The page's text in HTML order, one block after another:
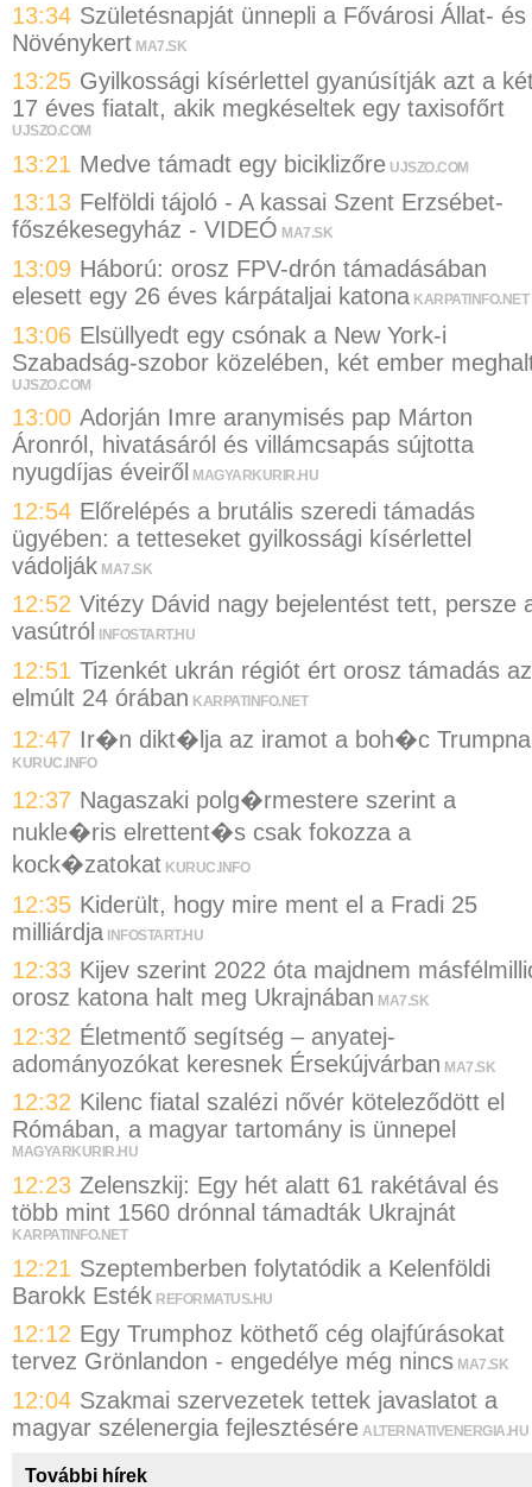
13:34 Születésnapját ünnepli a Fővárosi Állat- és
Növénykert MA7.SK
13:25 Gyilkossági kísérlettel gyanúsítják azt a
17 éves fiatalt, akik megkéseltek egy taxisofőrt
UJSZO.COM
13:21 Medve támadt egy biciklizőre UJSZO.COM
13:13 Felföldi tájoló - A kassai Szent Erzsébet-
főszékesegyház - VIDEÓ MA7.SK
13:09 Háború: orosz FPV-drón támadásában
elesett egy 26 éves kárpátaljai katona KARPATINFO.NET
13:06 Elsüllyedt egy csónak a New York-i
Szabadság-szobor közelében, két ember
UJSZO.COM
13:00 Adorján Imre aranymisés pap Márton
Áronról, hivatásáról és villámcsapás sújtotta
nyugdíjas éveiről
MAGYARKURIR.HU
12:54 Előrelépés a brutális szeredi támadás
ügyében: a tetteseket gyilkossági kísérlettel
vádolják MA7.SK
12:52 Vitézy Dávid nagy bejelentést tett, persze
vasútról
INFOSTART.HU
12:51 Tizenkét ukrán régiót ért orosz támadás az
elmúlt 24 órában KARPATINFO.NET
12:47 Ir�n dikt�lja az iramot a boh�c
KURUC.INFO
12:37 Nagaszaki polg�rmestere szerint a
nukle�ris elrettent�s csak fokozza a
kock�zatokat KURUC.INFO
12:35 Kiderült, hogy mire ment el a Fradi 25
milliárdja INFOSTART.HU
12:33 Kijev szerint 2022 óta majdnem
orosz katona halt meg Ukrajnában MA7.SK
12:32 Életmentő segítség – anyatej-
adományozókat keresnek Érsekújvárban MA7.SK
12:32 Kilenc fiatal szalézi nővér köteleződött el
Rómában, a magyar tartomány is ünnepel
MAGYARKURIR.HU
12:23 Zelenszkij: Egy hét alatt 61 rakétával és
több mint 1560 drónnal támadták Ukrajnát
KARPATINFO.NET
12:21 Szeptemberben folytatódik a Kelenföldi
Barokk Esték REFORMATUS.HU
12:12 Egy Trumphoz köthető cég olajfúrásokat
tervez Grönlandon - engedélye még nincs MA7.SK
12:04 Szakmai szervezetek tettek javaslatot a
magyar szélenergia fejlesztésére ALTERNATIVENERGIA.HU
További hírek